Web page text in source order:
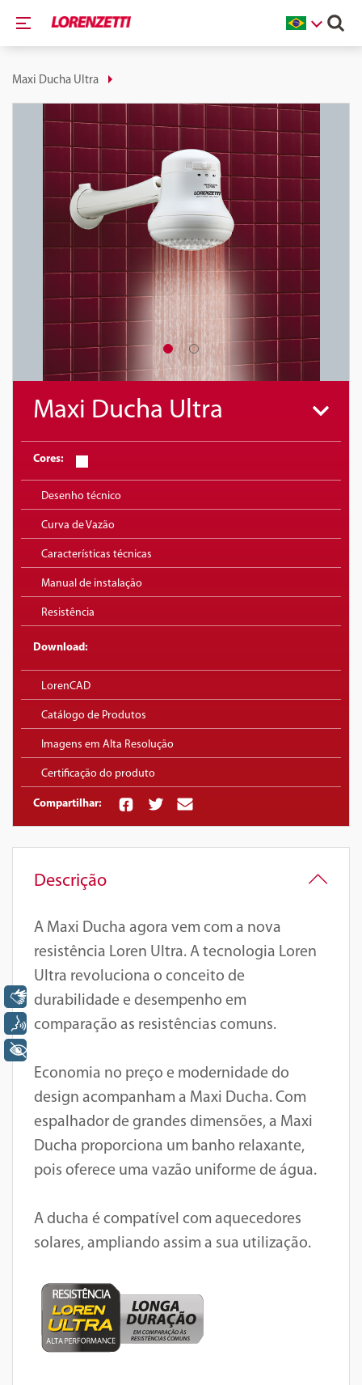
Maxi Ducha Ultra
Maxi Ducha Ultra
Cores:
Desenho técnico
Curva de Vazão
Características técnicas
Manual de instalação
Resistência
Download:
LorenCAD
Catálogo de Produtos
Imagens em Alta Resolução
Certificação do produto
Compartilhar:
Descrição
A Maxi Ducha agora vem com a nova
resistência Loren Ultra. A tecnologia Loren
Ultra revoluciona o conceito de
durabilidade e desempenho em
comparação as resistências comuns.
Economia no preço e modernidade do
design acompanham a Maxi Ducha. Com
espalhador de grandes dimensões, a Maxi
Ducha proporciona um banho relaxante,
pois oferece uma vazão uniforme de água.
A ducha é compatível com aquecedores
solares, ampliando assim a sua utilização.
Libras
Voz